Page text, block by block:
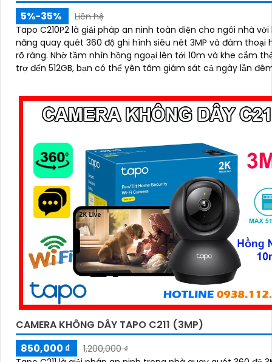
5%-35%
Liên hệ
Tapo C210P2 là giải pháp an ninh toàn diện cho ngôi nhà với
năng quay quét 360 độ ghi hình siêu nét 3MP và đàm thoại
rõ ràng. Nhờ tầm nhìn hồng ngoại lên tới 10m và khe cắm thẻ nhớ hỗ
trợ đến 512GB, bạn có thể yên tâm giám sát cả ngày lẫn
CAMERA KHÔNG DÂY TAPO C211 (3MP)
850,000 ₫
1,200,000 ₫